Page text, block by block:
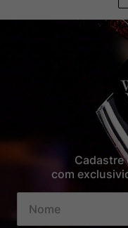
Cadastre
com